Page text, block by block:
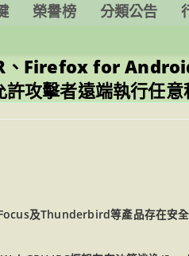
榮譽榜 分類公告
、Firefox for
攻擊者遠端執行任
及Thunderbird等產品存在安全